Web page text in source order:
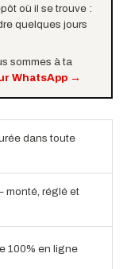
où il se trouve :
quelques jours
sommes à ta
WhatsApp→
dans toute
monté, réglé et
100% en ligne